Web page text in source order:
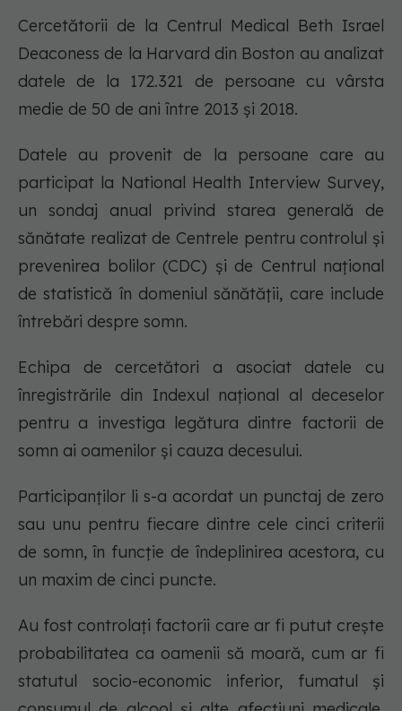
Cercetătorii de la Centrul Medical Beth Israel
Deaconess de la Harvard din Boston au analizat
datele de la 172.321 de persoane cu vârsta
medie de 50 de ani între 2013 și 2018.
Datele au provenit de la persoane care au
participat la National Health Interview Survey,
un sondaj anual privind starea generală de
sănătate realizat de Centrele pentru controlul și
prevenirea bolilor (CDC) și de Centrul național
de statistică în domeniul sănătății, care include
întrebări despre somn.
Echipa de cercetători a asociat datele cu
înregistrările din Indexul național al deceselor
pentru a investiga legătura dintre factorii de
somn ai oamenilor și cauza decesului.
Participanților li s-a acordat un punctaj de zero
sau unu pentru fiecare dintre cele cinci criterii
de somn, în funcție de îndeplinirea acestora, cu
un maxim de cinci puncte.
Au fost controlați factorii care ar fi putut crește
probabilitatea ca oamenii să moară, cum ar fi
statutul socio-economic inferior, fumatul și